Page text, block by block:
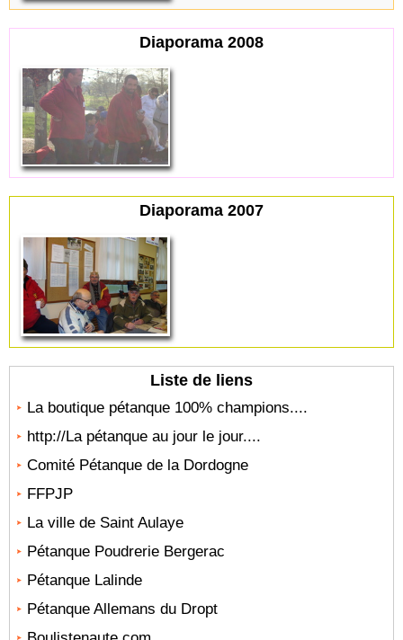
Diaporama 2008
Diaporama 2007
Liste de liens
La boutique pétanque 100% champions....
http://La pétanque au jour le jour....
Comité Pétanque de la Dordogne
FFPJP
La ville de Saint Aulaye
Pétanque Poudrerie Bergerac
Pétanque Lalinde
Pétanque Allemans du Dropt